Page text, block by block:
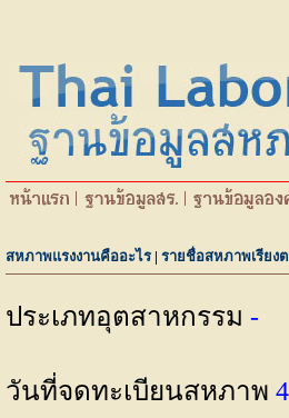
สหภาพแรงงานคืออะไร | รายชื่อสหภาพเรียง
ประเภทอุตสาหกรรม -
วันที่จดทะเบียนสหภาพ